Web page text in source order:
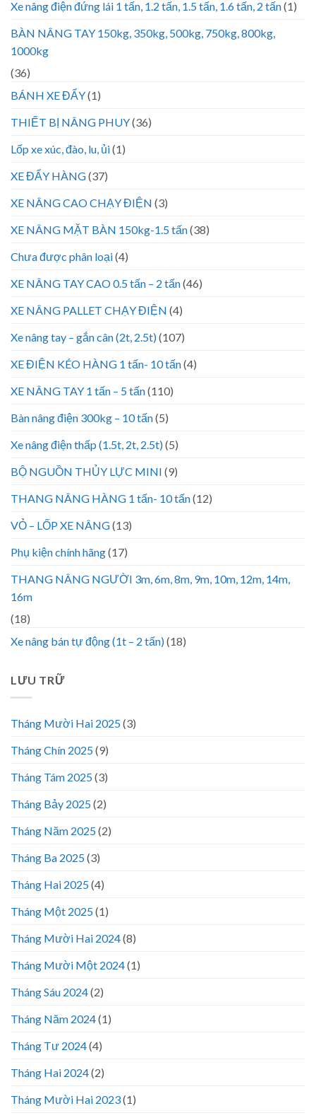
Xe nâng điện đứng lái 1 tấn, 1.2 tấn, 1.5 tấn, 1.6 tấn, 2 tấn(1)
BÀN NÂNG TAY 150kg, 350kg, 500kg, 750kg, 800kg,
1000kg
(36)
BÁNH XE ĐẨY(1)
THIẾT BỊ NÂNG PHUY(36)
Lốp xe xúc, đào, lu, ủi(1)
XE ĐẨY HÀNG(37)
XE NÂNG CAO CHẠY ĐIỆN (3)
XE NÂNG MẶT BÀN 150kg-1.5 tấn(38)
Chưa được phân loại(4)
XE NÂNG TAY CAO 0.5 tấn – 2 tấn(46)
XE NÂNG PALLET CHẠY ĐIỆN (4)
Xe nâng tay – gắn cân (2t, 2.5t)(107)
XE ĐIỆN KÉO HÀNG 1 tấn- 10 tấn(4)
XE NÂNG TAY 1 tấn – 5 tấn(110)
Bàn nâng điện 300kg – 10 tấn(5)
Xe nâng điện thấp (1.5t, 2t, 2.5t)(5)
BỘ NGUỒN THỦY LỰC MINI (9)
THANG NÂNG HÀNG 1 tấn- 10 tấn(12)
VỎ – LỐP XE NÂNG(13)
Phụ kiện chính hãng(17)
THANG NÂNG NGƯỜI 3m, 6m, 8m, 9m, 10m, 12m, 14m,
16m
(18)
Xe nâng bán tự động (1t – 2 tấn)(18)
LƯU TRỮ
Tháng Mười Hai 2025(3)
Tháng Chín 2025(9)
Tháng Tám 2025(3)
Tháng Bảy 2025(2)
Tháng Năm 2025(2)
Tháng Ba 2025(3)
Tháng Hai 2025(4)
Tháng Một 2025(1)
Tháng Mười Hai 2024(8)
Tháng Mười Một 2024(1)
Tháng Sáu 2024(2)
Tháng Năm 2024(1)
Tháng Tư 2024(4)
Tháng Hai 2024(2)
Tháng Mười Hai 2023(1)